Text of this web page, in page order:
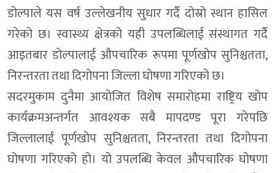
डोल्पाले यस वर्ष उल्लेखनीय सुधार गर्दै दोस्रो स्थान हासिल
गरेको छ। स्वास्थ्य क्षेत्रको यही उपलब्धिलाई संस्थागत गर्दै
आइतबार डोल्पालाई औपचारिक रूपमा पूर्णखोप सुनिश्चतता,
निरन्तरता तथा दिगोपना जिल्ला घोषणा गरिएको छ।
सदरमुकाम दुनैमा आयोजित विशेष समारोहमा राष्ट्रिय खोप
कार्यक्रमअन्तर्गत आवश्यक सबै मापदण्ड पूरा गरेपछि
जिल्लालाई पूर्णखोप सुनिश्चतता, निरन्तरता तथा दिगोपना
घोषणा गरिएको हो। यो उपलब्धि केवल औपचारिक घोषणा